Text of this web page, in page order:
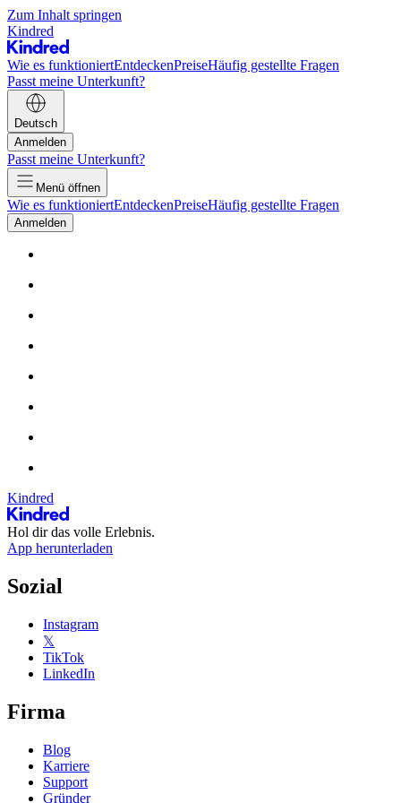
Zum Inhalt springen
Kindred
Wie es funktioniertEntdeckenPreiseHäufig gestellte Fragen
Passt meine Unterkunft?
Deutsch
Anmelden
Passt meine Unterkunft?
Menü öffnen
Wie es funktioniertEntdeckenPreiseHäufig gestellte Fragen
Anmelden
Kindred
Hol dir das volle Erlebnis.
App herunterladen
Sozial
Instagram
𝕏
TikTok
LinkedIn
Firma
Blog
Karriere
Support
Gründer